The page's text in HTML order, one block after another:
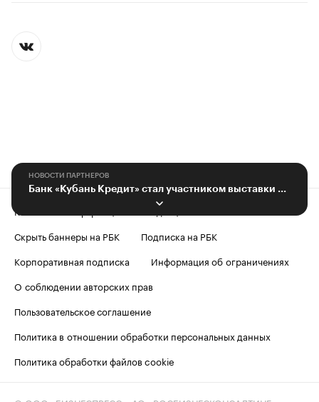
НОВОСТИ ПАРТНЕРОВ
Контактная информация
Редакция
Скрыть баннеры на РБК
Подписка на РБК
Корпоративная подписка
Информация об ограничениях
О соблюдении авторских прав
Пользовательское соглашение
Политика в отношении обработки персональных данных
Политика обработки файлов cookie